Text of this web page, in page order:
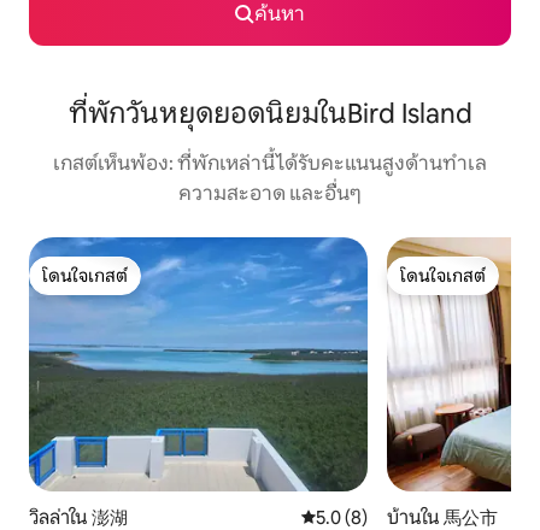
ค้นหา
ที่พักวันหยุดยอดนิยมในBird Island
เกสต์เห็นพ้อง: ที่พักเหล่านี้ได้รับคะแนนสูงด้านทำเล
ความสะอาด และอื่นๆ
โดนใจเกสต์
โดนใจเกสต์
วิลล่าใน 澎湖 คะแนนเฉลี่ย 5.0 จาก 5, 8 รีวิว
5.0 (8)
โดนใจเกสต์
โดนใจเกสต์
บ้านใน 馬公市